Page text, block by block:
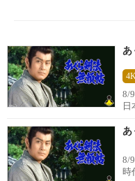
あ
8/
日
あ
8/
時